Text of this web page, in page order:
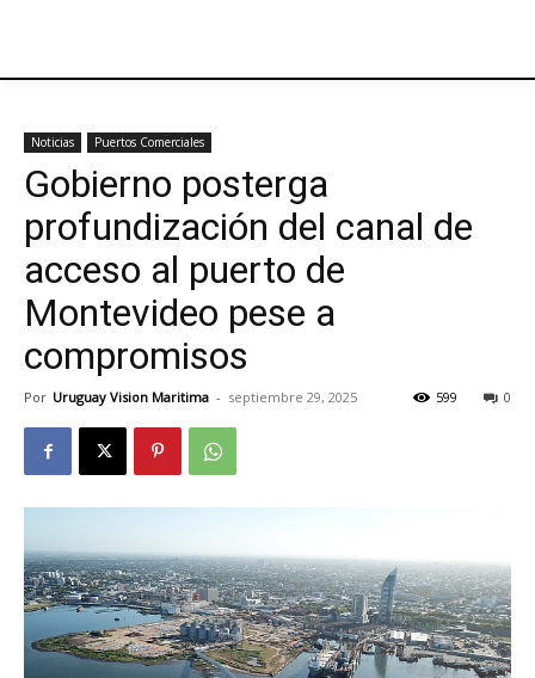
Noticias Puertos Comerciales
Gobierno posterga
profundización del canal de
acceso al puerto de
Montevideo pese a
compromisos
Por Uruguay Vision Maritima - septiembre 29, 2025 0
599